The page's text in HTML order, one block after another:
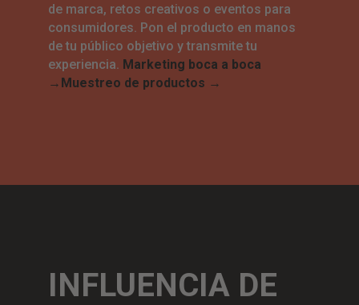
de marca, retos creativos o eventos para
consumidores. Pon el producto en manos
de tu público objetivo y transmite tu
experiencia. Marketing boca a boca
→ Muestreo de productos →
INFLUENCIA DE